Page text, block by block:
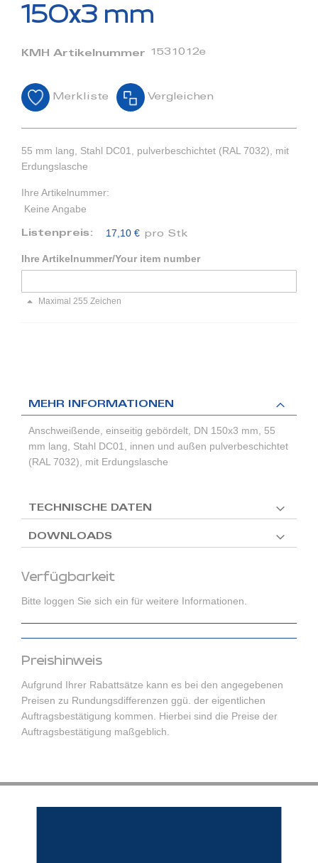
springen
150x3 mm
KMH Artikelnummer 1531012e
Merkliste Vergleichen
55 mm lang, Stahl DC01, pulverbeschichtet (RAL 7032), mit
Erdungslasche
Ihre Artikelnummer:
Keine Angabe
Listenpreis: 17,10 € pro Stk
Ihre Artikelnummer/Your item number
Maximal 255 Zeichen
Verfügbarkeit
Bitte loggen Sie sich ein für weitere Informationen.
Preishinweis
Aufgrund Ihrer Rabattsätze kann es bei den angegebenen
Preisen zu Rundungsdifferenzen ggü. der eigentlichen
Auftragsbestätigung kommen. Hierbei sind die Preise der
Auftragsbestätigung maßgeblich.
MEHR INFORMATIONEN
Anschweißende, einseitig gebördelt, DN 150x3 mm, 55
mm lang, Stahl DC01, innen und außen pulverbeschichtet
(RAL 7032), mit Erdungslasche
TECHNISCHE DATEN
DOWNLOADS